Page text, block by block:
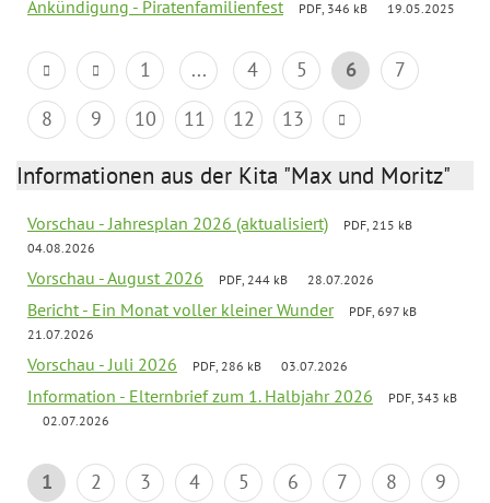
Ankündigung - Piratenfamilienfest PDF, 346 kB 19.05.2025
1 ... 4 5 6
7
8
9 10 11 12 13
Informationen aus der Kita "Max und Moritz"
Vorschau - Jahresplan 2026 (aktualisiert)
PDF, 215 kB
04.08.2026
Vorschau - August 2026 PDF, 244 kB 28.07.2026
Bericht - Ein Monat voller kleiner Wunder
PDF, 697 kB
21.07.2026
Vorschau - Juli 2026 PDF, 286 kB 03.07.2026
Information - Elternbrief zum 1. Halbjahr 2026
PDF, 343 kB
02.07.2026
1 2 3 4 5 6 7 8
9